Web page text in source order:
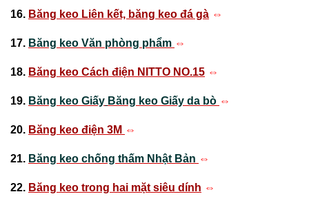
16. Băng keo Liên kết, băng keo đá gà ⇔
17. Băng keo Văn phòng phẩm ⇔
18. Băng keo Cách điện NITTO NO.15 ⇔
19. Băng keo Giấy Băng keo Giấy da bò ⇔
20. Băng keo điện 3M ⇔
21. Băng keo chống thấm Nhật Bản ⇔
22. Băng keo trong hai mặt siêu dính ⇔